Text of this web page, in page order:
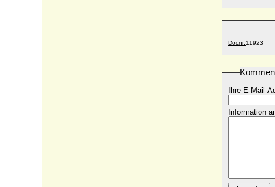
Docnr:11923
Ihre E-Mail-
Information